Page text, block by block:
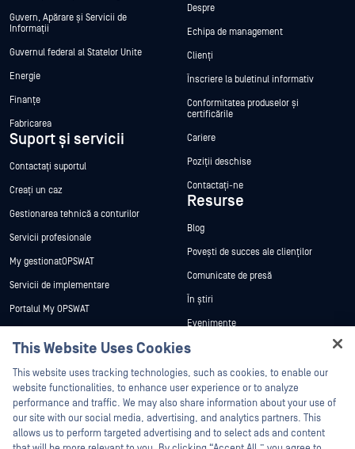
Guvern, Apărare și Servicii de
Informații
Guvernul federal al Statelor Unite
Energie
Finanțe
Fabricarea
Suport și servicii
Contactați suportul
Creați un caz
Gestionarea tehnică a conturilor
Servicii profesionale
My gestionatOPSWAT
Servicii de implementare
Portalul My OPSWAT
Formare
vulnerabilităților
Parteneri
Certificare
Despre
Echipa de management
Clienți
Înscriere la buletinul informativ
Conformitatea produselor și
certificările
Cariere
Poziții deschise
Contactați-ne
Resurse
Blog
Povești de succes ale clienților
Comunicate de presă
În știri
Evenimente
Webinare
Fișe de date
Cărți albe
Instrumente gratuite
This Website Uses Cookies
This website uses tracking technologies, such as cookies, to enable our
website functionalities, to enhance user experience or to analyze
performance and traffic. We may also share information about your use of
our site with our social media, advertising, and analytics partners. This
allows us to perform targeted advertising and to select ads and content
Hey there!
I'm Ozzy, your OPSWAT virtual assistant.
How can I help you secure what's critical
today?